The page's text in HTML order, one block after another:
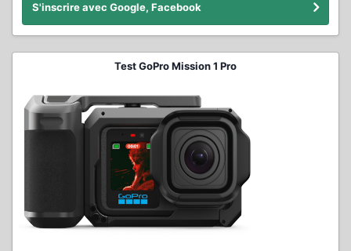
S'inscrire avec Google, Facebook
Test GoPro Mission 1 Pro